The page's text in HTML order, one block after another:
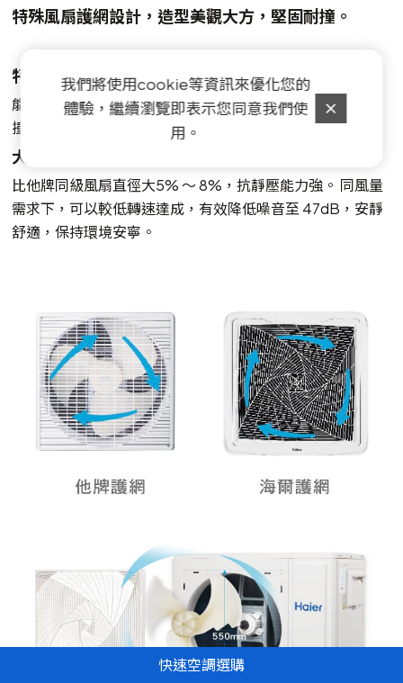
特殊風扇護網設計，造型美觀大方，堅固耐撞。
特殊風扇護網設計
能快速揚風導流， 高效排出熱風造型 美觀大方，堅固耐
撞。
大直徑5 5 0 m m 軸流扇( 以7 . 1 K W 為例)
比他牌同級風扇直徑大5% ～ 8%，抗靜壓能力強。 同風量
需求下，可以較低轉速達成，有效降低噪音至 47dB，安靜
舒適，保持環境安寧。
快速空調選購
我們將使用cookie等資訊來優化您的
體驗，繼續瀏覽即表示您同意我們使
用。